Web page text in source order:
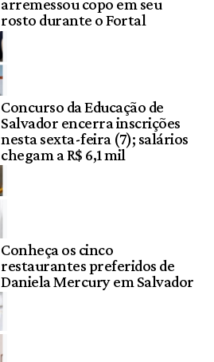
arremessou copo em seu
rosto durante o Fortal
Concurso da Educação de
Salvador encerra inscrições
nesta sexta-feira (7); salários
chegam a R$ 6,1 mil
Conheça os cinco
restaurantes preferidos de
Daniela Mercury em Salvador